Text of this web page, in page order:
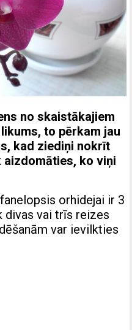
no skaistākajiem
to pērkam jau
kad ziediņi nokrīt
aizdomāties, ko viņi
orhidejai ir 3
divas vai trīs reizes
var ievilkties